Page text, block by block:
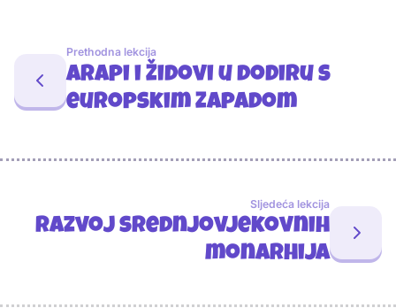
Prethodna lekcija
Arapi i Židovi u dodiru s
europskim Zapadom
Sljedeća lekcija
Razvoj srednjovjekovnih
monarhija